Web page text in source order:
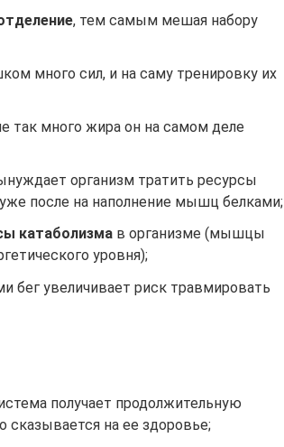
, тем самым мешая набору
много сил, и на саму тренировку их
так много жира он на самом деле
организм тратить ресурсы
после на наполнение мышц белками;
катаболизма в организме (мышцы
уровня);
бег увеличивает риск травмировать
получает продолжительную
сказывается на ее здоровье;